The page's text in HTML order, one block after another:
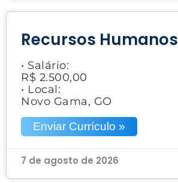
Recursos Humanos
• Salário:
R$ 2.500,00
• Local:
Novo Gama, GO
Enviar Currículo »
7 de agosto de 2026